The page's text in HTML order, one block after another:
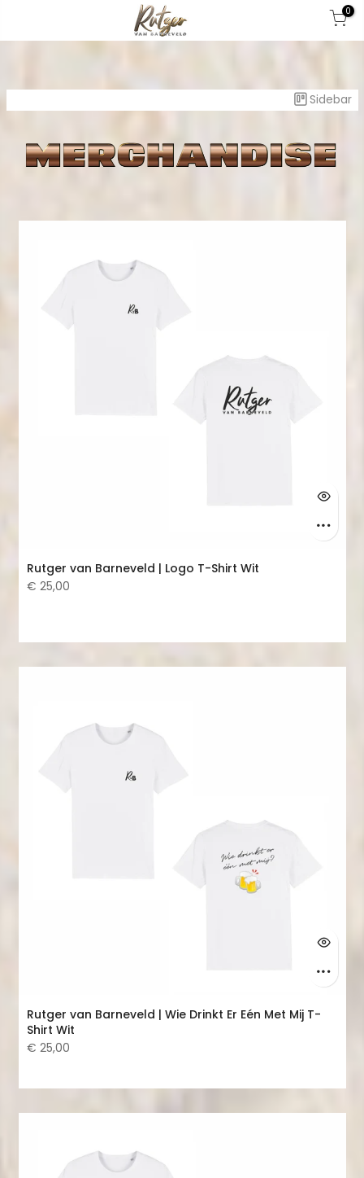
0
Sidebar
Rutger van Barneveld | Logo T-Shirt Wit
€ 25,00
Rutger van Barneveld | Wie Drinkt Er Eén Met Mij T-
Shirt Wit
€ 25,00